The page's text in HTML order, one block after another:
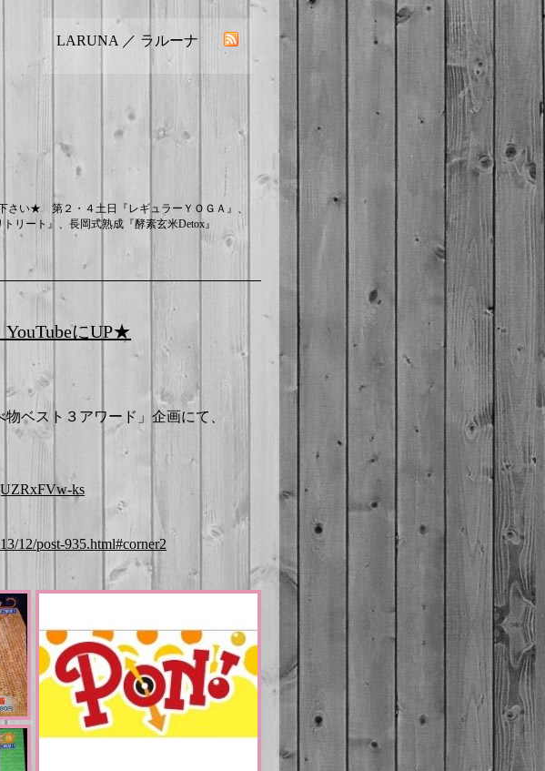
LARUNA ／ ラルーナ
さい★ 第２・４土日『レギュラーＹＯＧＡ』、
リート』、長岡式熟成『酵素玄米Detox』
にUP★
物ベスト３アワード」企画にて、
ks
12/post-935.html#corner2